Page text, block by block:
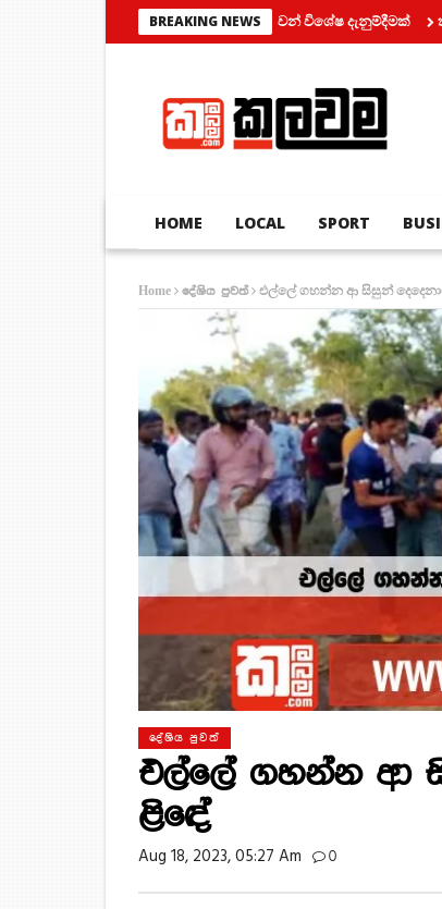
BREAKING NEWS
රථ ප්‍රවාහන දෙපාර්තමේන්තුවෙන් විශේෂ දැනුම්දීමක් තරුණයන්
HOME LOCAL SPORT
Home දේශිය පුවත් එල්ලේ ගහන්න ආ සිසුන්
දේශිය පුවත්
එල්ලේ ගහන්න ආ
ළි‍‍‍ඳේ
Aug 18, 2023, 05:27 Am 0